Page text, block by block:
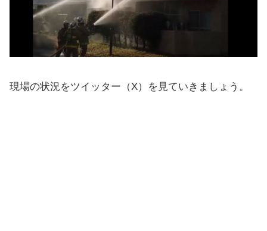
現場の状況をツイッター（X）を見ていきましょう。